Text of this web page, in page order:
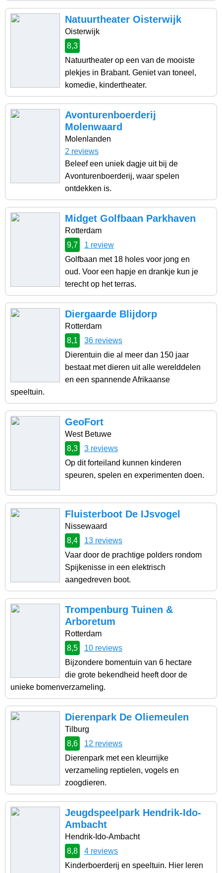
Natuurtheater Oisterwijk
Oisterwijk
8,3
Natuurtheater op een van de mooiste
plekjes in Brabant. Geniet van toneel,
komedie, kindertheater.
Avonturenboerderij
Molenwaard
Molenlanden
2 reviews
Beleef een uniek dagje uit bij de
Avonturenboerderij, waar spelen
ontdekken is.
Midget Golfbaan Parkhaven
Rotterdam
9,7
1 review
Golfbaan met 18 holes voor jong en
oud. Voor een hapje en drankje kun je
terecht op het terras.
Diergaarde Blijdorp
Rotterdam
8,1
36 reviews
Dierentuin die al meer dan 150 jaar
bestaat met dieren uit alle werelddelen
en een spannende Afrikaanse
speeltuin.
GeoFort
West Betuwe
8,3
3 reviews
Op dit forteiland kunnen kinderen
speuren, spelen en experimenten doen.
Fluisterboot De IJsvogel
Nissewaard
8,4
13 reviews
Vaar door de prachtige polders rondom
Spijkenisse in een elektrisch
aangedreven boot.
Trompenburg Tuinen &
Arboretum
Rotterdam
8,5
10 reviews
Bijzondere bomentuin van 6 hectare
die grote bekendheid heeft door de
unieke bomenverzameling.
Dierenpark De Oliemeulen
Tilburg
8,6
12 reviews
Dierenpark met een kleurrijke
verzameling reptielen, vogels en
zoogdieren.
Jeugdspeelpark Hendrik-Ido-
Ambacht
Hendrik-Ido-Ambacht
8,8
4 reviews
Kinderboerderij en speeltuin. Hier leren